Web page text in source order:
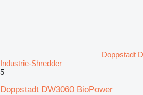
Doppstadt
Industrie-Shredder
5
Doppstadt DW3060 BioPower